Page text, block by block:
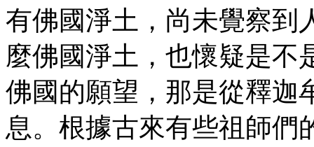
有佛國淨土，尚未覺察到
麼佛國淨土，也懷疑是不
佛國的願望，那是從釋迦
息。根據古來有些祖師們